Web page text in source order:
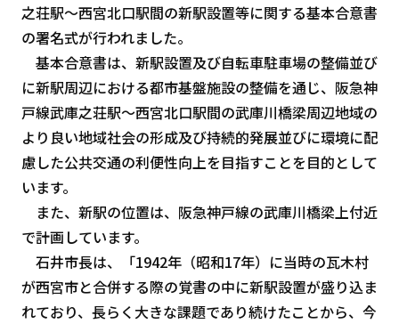
之荘駅～西宮北口駅間の新駅設置等に関する基本合意書
の署名式が行われました。
基本合意書は、新駅設置及び自転車駐車場の整備並び
に新駅周辺における都市基盤施設の整備を通じ、阪急神
戸線武庫之荘駅～西宮北口駅間の武庫川橋梁周辺地域の
より良い地域社会の形成及び持続的発展並びに環境に配
慮した公共交通の利便性向上を目指すことを目的として
います。
また、新駅の位置は、阪急神戸線の武庫川橋梁上付近
で計画しています。
石井市長は、「1942年（昭和17年）に当時の瓦木村
が西宮市と合併する際の覚書の中に新駅設置が盛り込ま
れており、長らく大きな課題であり続けたことから、今